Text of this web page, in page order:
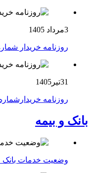
3مرداد 1405
روزنامه خریدار شماره
31تیر1405
روزنامه
بانک و بیمه
وضعیت خدمات بانک